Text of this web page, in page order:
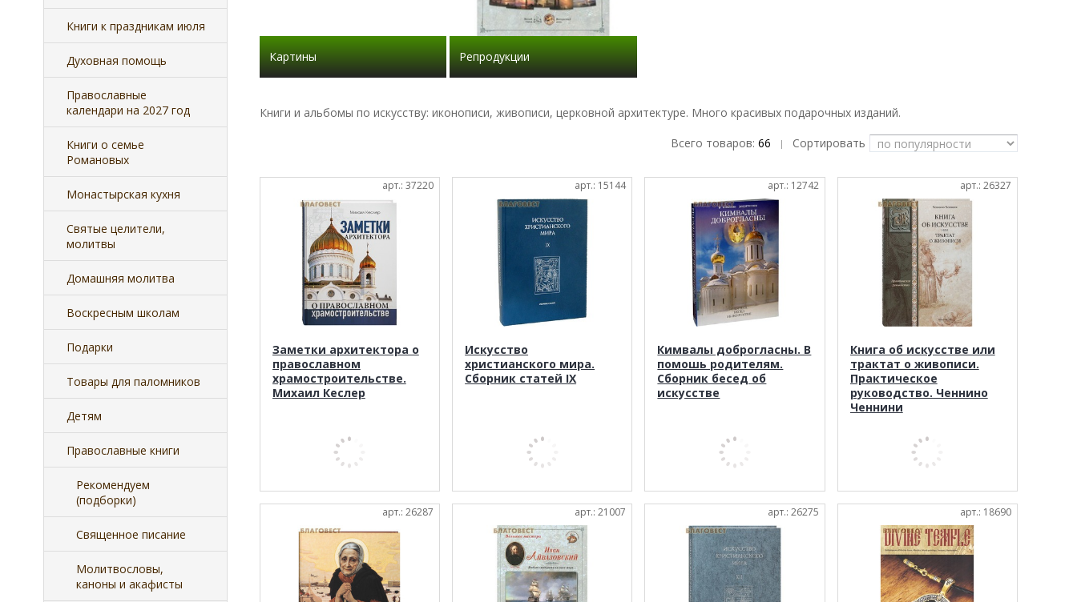
Книги к праздникам июля
Духовная помощь
Православные
календари на 2027 год
Книги о семье
Романовых
Монастырская кухня
Святые целители,
молитвы
Домашняя молитва
Воскресным школам
Подарки
Товары для паломников
Детям
Православные книги
Рекомендуем
(подборки)
Священное писание
Молитвословы,
каноны и акафисты
Картины Репродукции
Книги и альбомы по искусству: иконописи, живописи, церковной архитектуре. Много красивых подарочных изданий.
Всего товаров: 66 | Сортировать
арт.: 37220
Заметки архитектора о
православном
храмостроительстве.
Михаил Кеслер
арт.: 15144
Искусство
христианского мира.
Сборник статей IX
арт.: 12742
Кимвалы доброгласны. В
помошь родителям.
Сборник бесед об
искусстве
арт.: 26327
Книга об искусстве или
трактат о живописи.
Практическое
руководство. Ченнино
Ченнини
арт.: 26287 арт.: 21007 арт.: 26275 арт.: 18690